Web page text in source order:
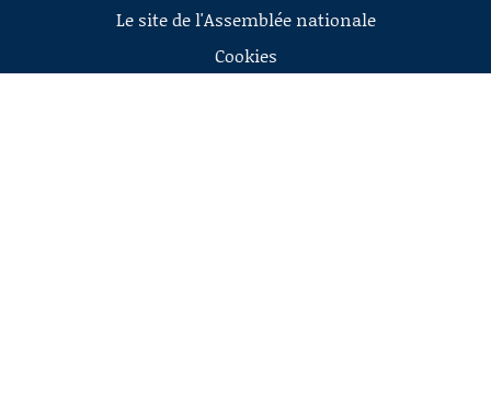
Le site de l'Assemblée nationale
Cookies